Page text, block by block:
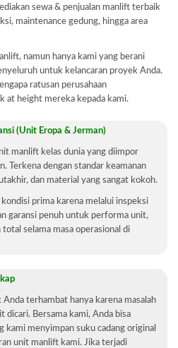
sewa & penjualan manlift terbaik
maintenance gedung, hingga area
namun hanya kami yang berani
untuk kelancaran proyek Anda.
ratusan perusahaan
at height mereka kepada kami.
(Unit Eropa & Jerman)
manlift kelas dunia yang diimpor
Terkena dengan standar keamanan
dan material yang sangat kokoh.
prima karena melalui inspeksi
garansi penuh untuk performa unit,
selama masa operasional di
terhambat hanya karena masalah
dicari. Bersama kami, Anda bisa
kami menyimpan suku cadang original
unit manlift kami. Jika terjadi